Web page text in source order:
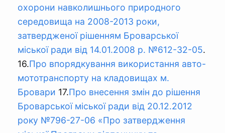
охорони навколишнього природного
середовища на 2008-2013 роки,
затвердженої рішенням Броварської
міської ради від 14.01.2008 р. №612-32-05.
16.Про впорядкування використання авто-
мототранспорту на кладовищах м.
Бровари 17.Про внесення змін до рішення
Броварської міської ради від 20.12.2012
року №796-27-06 «Про затвердження